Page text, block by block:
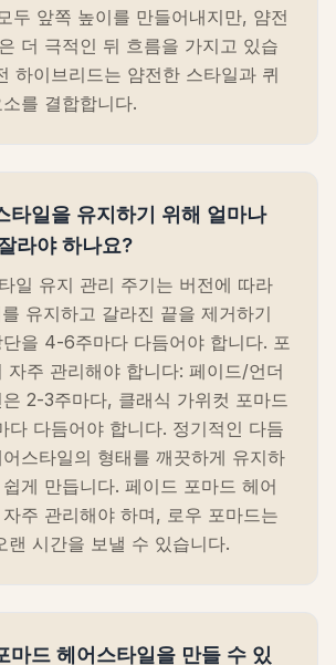
두 앞쪽 높이를 만들어내지만, 얌전
더 극적인 뒤 흐름을 가지고 있습
하이브리드는 얌전한 스타일과 퀴
를 결합합니다.
타일을 유지하기 위해 얼마나
라야 하나요?
일 유지 관리 주기는 버전에 따라
유지하고 갈라진 끝을 제거하기
을 4-6주마다 다듬어야 합니다. 포
자주 관리해야 합니다: 페이드/언더
2-3주마다, 클래식 가위컷 포마드
다 다듬어야 합니다. 정기적인 다듬
스타일의 형태를 깨끗하게 유지하
게 만듭니다. 페이드 포마드 헤어
주 관리해야 하며, 로우 포마드는
랜 시간을 보낼 수 있습니다.
마드 헤어스타일을 만들 수 있